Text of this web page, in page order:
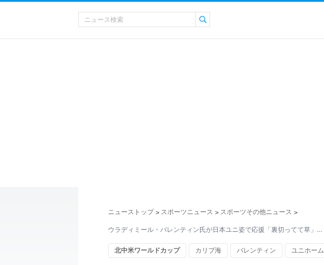
ニューストップ > スポーツニュース > スポーツその他ニュース >
ウラディミール・バレンティン氏が日本ユニ姿で応援「裏切ってて草」…
北中米ワールドカップ カリブ海 バレンティン ユニホーム